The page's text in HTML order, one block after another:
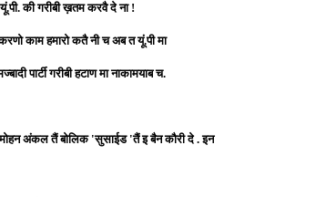
की गरीबी ख़तम करवै दे ना !
काम हमारो कतै नी च अब त यूं.पी मा
पार्टी गरीबी हटाण मा नाकामयाब च.
अंकल तैं बोलिक 'सुसाईड 'तैं इ बैन कौरी दे . इन